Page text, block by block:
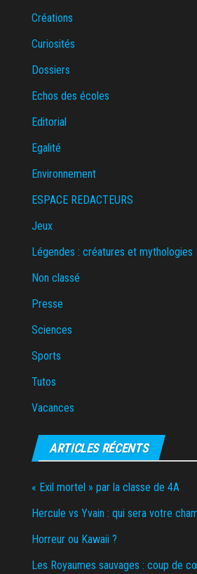
Créations
Curiosités
Dossiers
Echos des écoles
Editorial
Egalité
Environnement
ESPACE REDACTEURS
Jeux
Légendes : créatures et mythologies
Non classé
Presse
Sciences
Sports
Tutos
Vacances
ARTICLES RÉCENTS
« Exil mortel » par la classe de 4A
Hercule vs Yvain : qui sera votre
Horreur ou Kawaii ?
Les Royaumes sauvages : coup de